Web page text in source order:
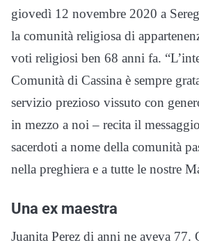
giovedì 12 novembre 2020 a
la comunità religiosa di
voti religiosi ben 68 anni fa.
Comunità di Cassina è sempre
servizio prezioso vissuto con
in mezzo a noi – recita il
sacerdoti a nome della comunità
nella preghiera e a tutte le nostre
Una ex maestra
Juanita Perez di anni ne aveva 77.